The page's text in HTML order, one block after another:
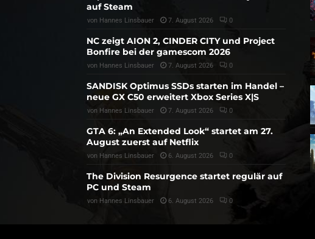
auf Steam
von Hannes Linsbauer 7. August 2026 0
NC zeigt AION 2, CINDER CITY und Project
Bonfire bei der gamescom 2026
von Hannes Linsbauer 7. August 2026 0
SANDISK Optimus SSDs starten im Handel –
neue GX C50 erweitert Xbox Series X|S
von Hannes Linsbauer 7. August 2026 0
GTA 6: „An Extended Look“ startet am 27.
August zuerst auf Netflix
von Hannes Linsbauer 6. August 2026 0
The Division Resurgence startet regulär auf
PC und Steam
von Hannes Linsbauer 6. August 2026 0